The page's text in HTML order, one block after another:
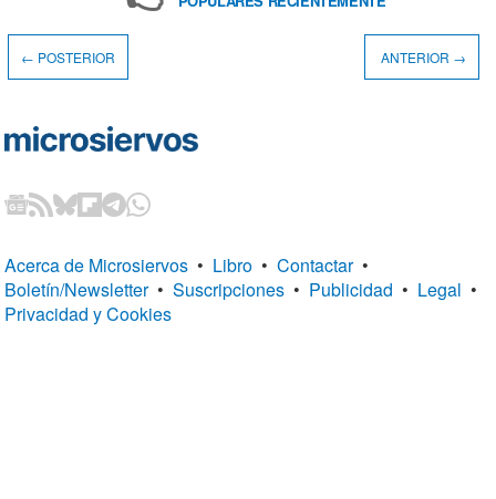
← POSTERIOR ANTERIOR →
Acerca de Microsiervos • Libro • Contactar •
Boletín/Newsletter • Suscripciones • Publicidad • Legal •
Privacidad y Cookies